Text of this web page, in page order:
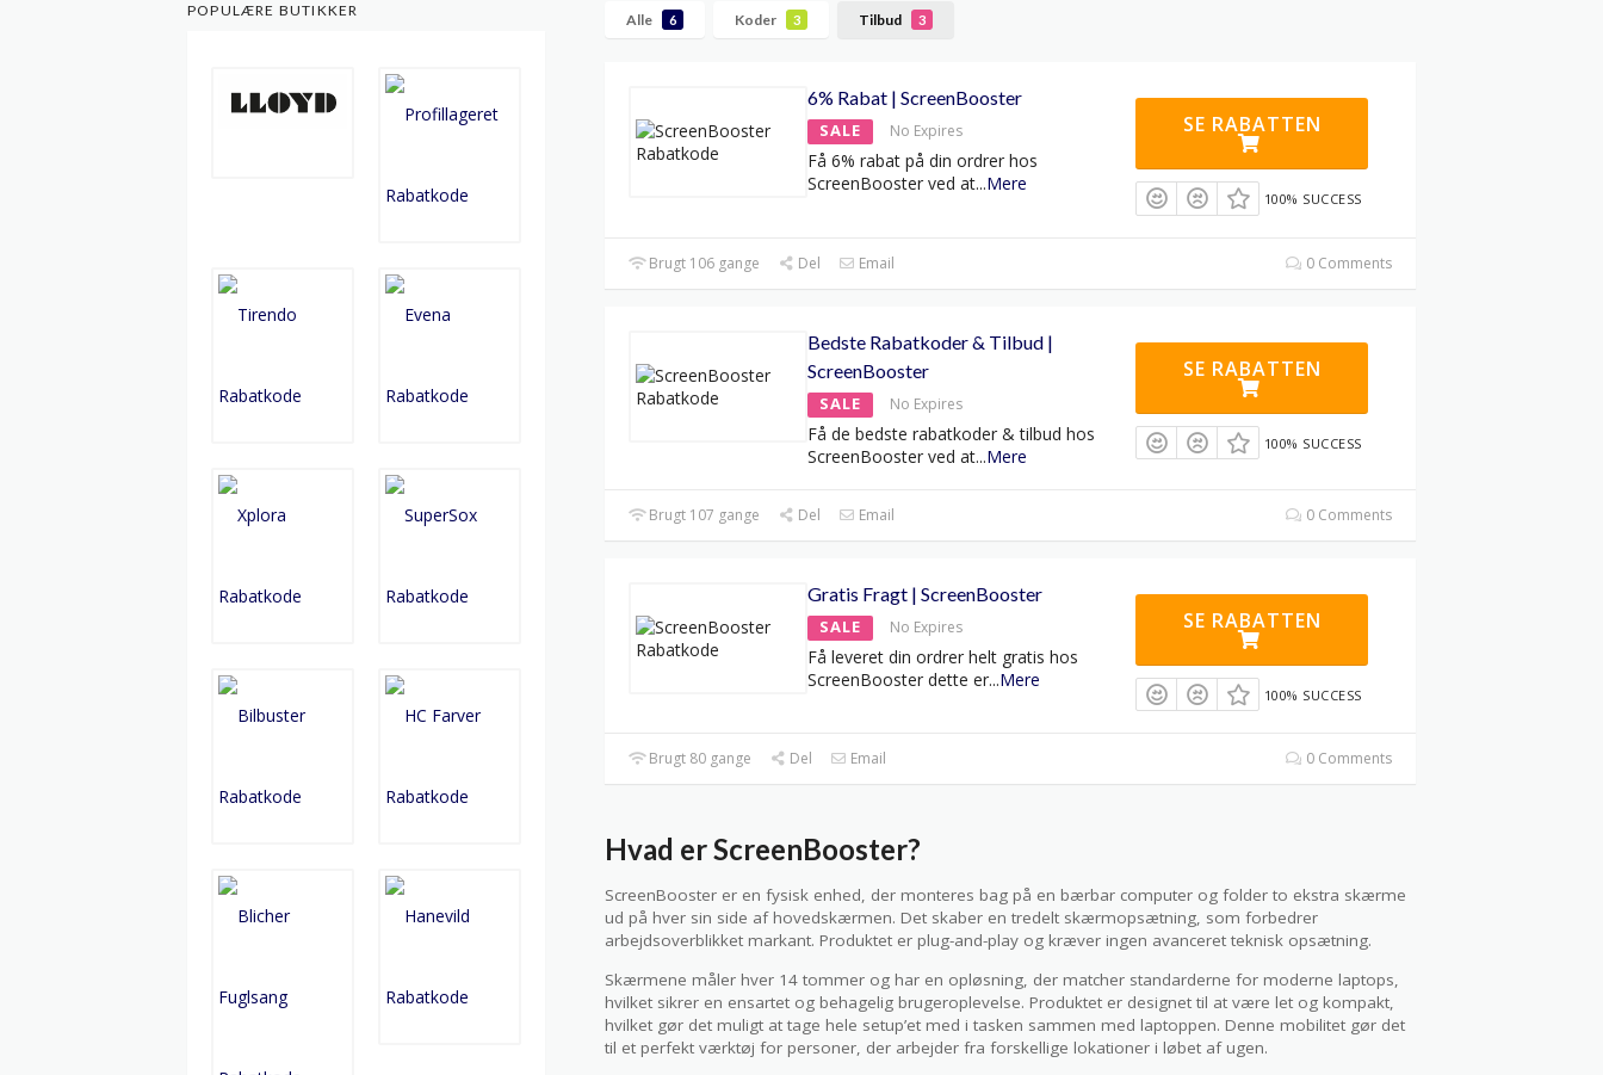
Alle 6 Koder 3 Tilbud 3
6% Rabat | ScreenBooster
SALE No Expires
Få 6% rabat på din ordrer hos
ScreenBooster ved at...Mere
SE RABATTEN
100% SUCCESS
Brugt 106 gange Del Email 0 Comments
Bedste Rabatkoder & Tilbud |
ScreenBooster
SALE No Expires
Få de bedste rabatkoder & tilbud hos
ScreenBooster ved at...Mere
SE RABATTEN
100% SUCCESS
Brugt 107 gange Del Email 0 Comments
Gratis Fragt | ScreenBooster
SALE No Expires
Få leveret din ordrer helt gratis hos
ScreenBooster dette er...Mere
SE RABATTEN
100% SUCCESS
Brugt 80 gange Del Email 0 Comments
Hvad er ScreenBooster?
ScreenBooster er en fysisk enhed, der monteres bag på en bærbar computer og folder to ekstra skærme
ud på hver sin side af hovedskærmen. Det skaber en tredelt skærmopsætning, som forbedrer
arbejdsoverblikket markant. Produktet er plug-and-play og kræver ingen avanceret teknisk opsætning.
Skærmene måler hver 14 tommer og har en opløsning, der matcher standarderne for moderne laptops,
hvilket sikrer en ensartet og behagelig brugeroplevelse. Produktet er designet til at være let og kompakt,
hvilket gør det muligt at tage hele setup’et med i tasken sammen med laptoppen. Denne mobilitet gør det
til et perfekt værktøj for personer, der arbejder fra forskellige lokationer i løbet af ugen.
POPULÆRE BUTIKKER